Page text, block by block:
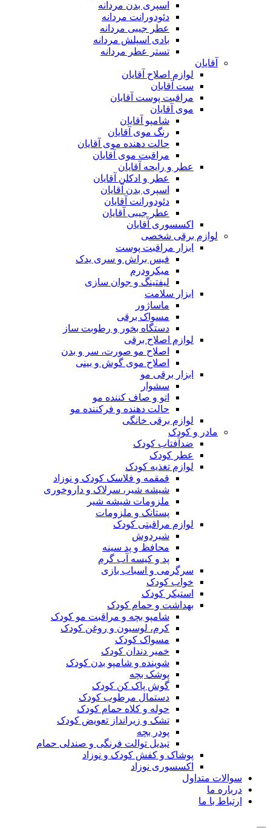
اسپری بدن مردانه
دئودورانت مردانه
عطر جیبی مردانه
بادی اسپلش مردانه
تستر عطر مردانه
آقایان
لوازم اصلاح آقایان
ست آقایان
مراقبت پوست آقایان
موی آقایان
شامپو آقایان
رنگ موی آقایان
حالت دهنده موی آقایان
مراقبت موی آقایان
عطر و رایحه آقایان
عطر و ادکلن آقایان
اسپری بدن آقایان
دئودورانت آقایان
عطر جیبی آقایان
اکسسوری آقایان
لوازم برقی شخصی
ابزار مراقبت پوست
فیس براش و سری یدک
میکرودرم
لیفتینگ و جوان سازی
ابزار سلامت
ماساژور
مسواک برقی
دستگاه بخور و رطوبت ساز
لوازم اصلاح برقی
اصلاح مو صورت، سر و بدن
اصلاح موی گوش و بینی
ابزار برقی مو
سشوار
اتو و صاف کننده مو
حالت دهنده و فرکننده مو
لوازم برقی خانگی
مادر و کودک
ضدآفتاب کودک
عطر کودک
لوازم تغذیه کودک
قمقمه و فلاسک کودک و نوزاد
شیشه شیر، سرلاک و داروخوری
ملزومات شیشه شیر
پستانک و ملزومات
لوازم مراقبتی کودک
شیردوش
محافظ و پد سینه
پد و کیسه آب گرم
سرگرمی و اسباب بازی
خواب کودک
استیکر کودک
بهداشت و حمام کودک
شامپو بچه و مراقبت مو کودک
کرم، لوسیون و روغن کودک
مسواک کودک
خمیر دندان کودک
شوینده و شامپو بدن کودک
پوشک بچه
گوش پاک کن کودک
دستمال مرطوب کودک
حوله و کلاه حمام کودک
تشک و زیرانداز تعویض کودک
پودر بچه
تبدیل توالت فرنگی و صندلی حمام
پوشاک و کفش کودک و نوزاد
اکسسوری نوزاد
سوالات متداول
درباره ما
ارتباط با ما